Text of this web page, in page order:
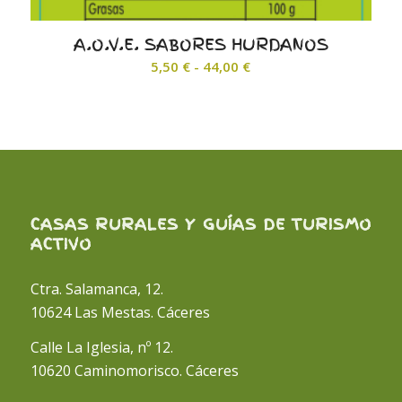
A.O.V.E. SABORES HURDANOS
5,50 € - 44,00 €Rango
5,50 €
CASAS RURALES Y GUÍAS DE TURISMO
ACTIVO
Ctra. Salamanca, 12.
10624 Las Mestas. Cáceres
Calle La Iglesia, nº 12.
10620 Caminomorisco. Cáceres